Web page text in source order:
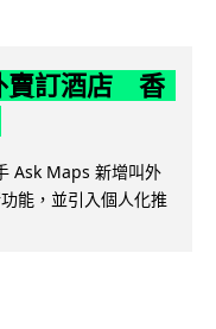
賣訂酒店 香
Ask Maps 新增叫外
能，並引入個人化推